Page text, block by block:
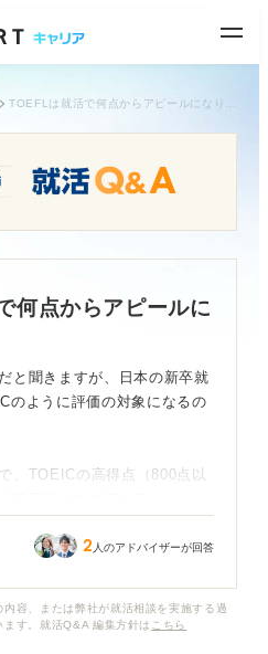
何点からアピールに
と聞きますが、日本の新卒就
のように評価の対象になるの
、TOEICの高得点（800点以
TOEFLのスコアをアピールし
わる仕事を志望する場合、
2 人のアドバイザーが回答
容、または弊社が就活相談を実施する過
す。就活Q&A 編集方針は こちら